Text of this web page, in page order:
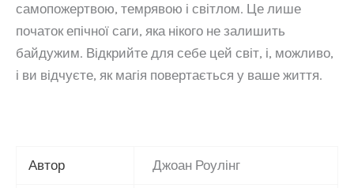
самопожертвою, темрявою і світлом. Це лише
початок епічної саги, яка нікого не залишить
байдужим. Відкрийте для себе цей світ, і, можливо,
і ви відчуєте, як магія повертається у ваше життя.
Автор Джоан Роулінг